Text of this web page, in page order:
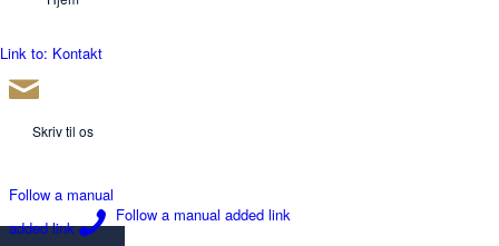
Link to: Kontakt
Skriv til os
Follow a manual
added link
Follow a manual added link